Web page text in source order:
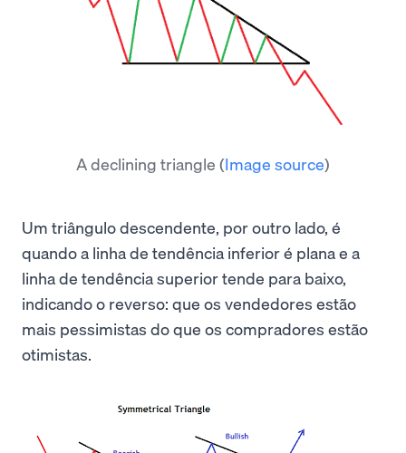
A declining triangle (Image source)
Um triângulo descendente, por outro lado, é
quando a linha de tendência inferior é plana e a
linha de tendência superior tende para baixo,
indicando o reverso: que os vendedores estão
mais pessimistas do que os compradores estão
otimistas.